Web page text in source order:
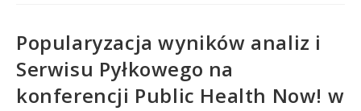
Popularyzacja wyników analiz i
Serwisu Pyłkowego na
konferencji Public Health Now! w